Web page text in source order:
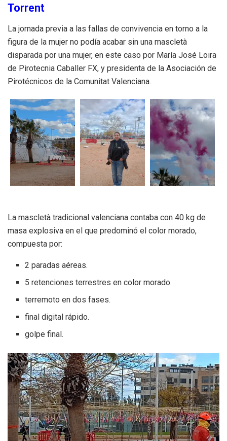
Torrent
La jornada previa a las fallas de convivencia en torno a la
figura de la mujer no podía acabar sin una mascletà
disparada por una mujer, en este caso por María José Loira
de Pirotecnia Caballer FX, y presidenta de la Asociación de
Pirotécnicos de la Comunitat Valenciana.
La mascletà tradicional valenciana contaba con 40 kg de
masa explosiva en el que predominó el color morado,
compuesta por:
2 paradas aéreas.
5 retenciones terrestres en color morado.
terremoto en dos fases.
final digital rápido.
golpe final.